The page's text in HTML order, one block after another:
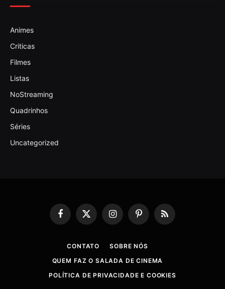
Animes
Criticas
Filmes
Listas
NoStreaming
Quadrinhos
Séries
Uncategorized
Facebook
X
(Twitter)
InstagramPinterestRSS
CONTATO
SOBRE NÓS
QUEM FAZ O SALADA DE CINEMA
POLÍTICA DE PRIVACIDADE E COOKIES